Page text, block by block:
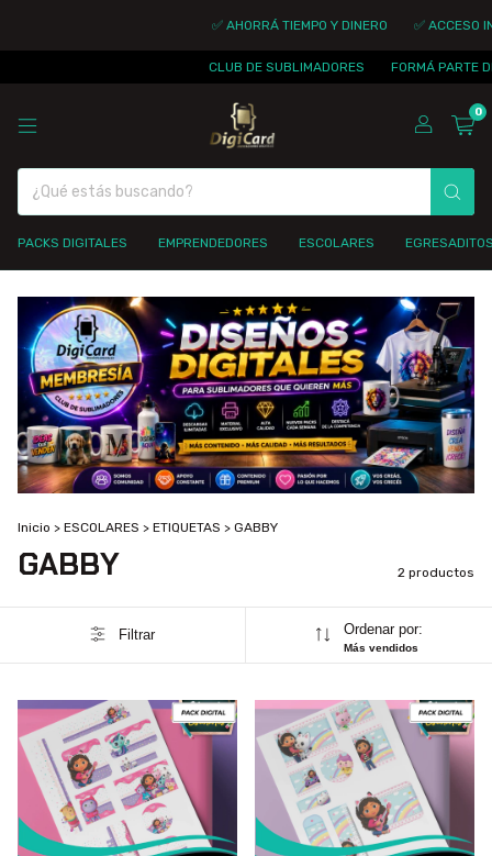
✅ AHORRÁ TIEMPO Y DINERO ✅ ACCESO
CLUB DE SUBLIMADORES FORMÁ PARTE
0
PACKS DIGITALES EMPRENDEDORES ESCOLARES
Inicio > ESCOLARES > ETIQUETAS > GABBY
GABBY 2 productos
Filtrar Ordenar por:
Más vendidos